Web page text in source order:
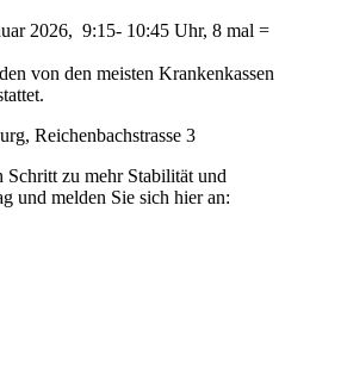
2026, 9:15- 10:45 Uhr, 8 mal =
von den meisten Krankenkassen
Reichenbachstrasse 3
Schritt zu mehr Stabilität und
und melden Sie sich hier an: